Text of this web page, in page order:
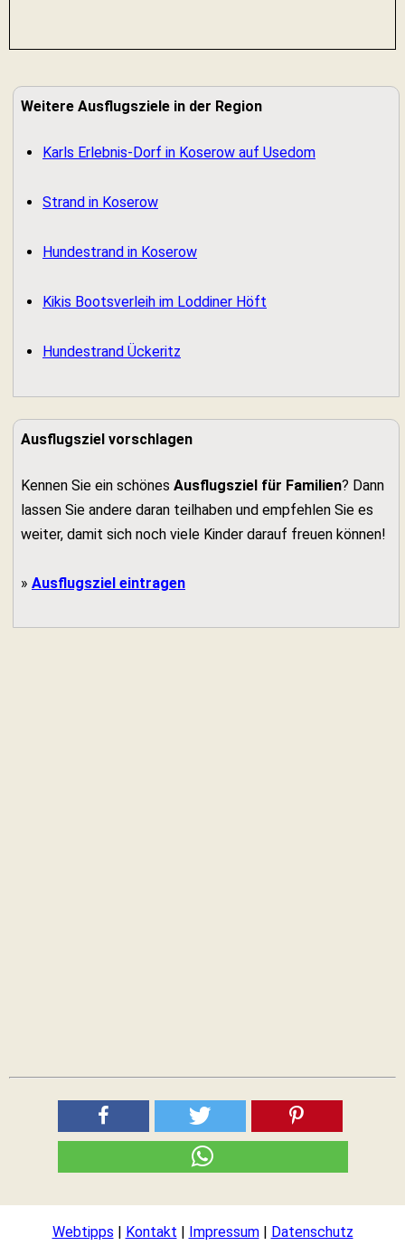
Weitere Ausflugsziele in der Region
Karls Erlebnis-Dorf in Koserow auf Usedom
Strand in Koserow
Hundestrand in Koserow
Kikis Bootsverleih im Loddiner Höft
Hundestrand Ückeritz
Ausflugsziel vorschlagen
Kennen Sie ein schönes Ausflugsziel für Familien? Dann
lassen Sie andere daran teilhaben und empfehlen Sie es
weiter, damit sich noch viele Kinder darauf freuen können!
» Ausflugsziel eintragen
Webtipps | Kontakt | Impressum| Datenschutz